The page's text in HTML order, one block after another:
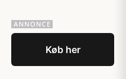
Køb her